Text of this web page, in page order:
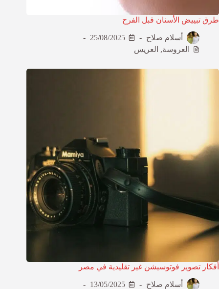
طرق تبييض الأسنان قبل الفرح
أسلام صلاح
25/08/2025
العروسة, العريس
أفكار تصوير فوتوسيشن غير تقليدية في مصر
أسلام صلاح
13/05/2025